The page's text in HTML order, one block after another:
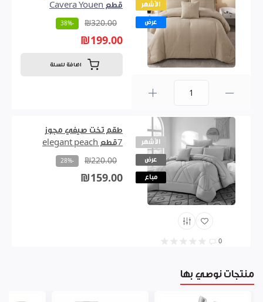
الأشهر
عرض
قطع Cavera Youen
₪320.00
-38%
₪199.00
اضافة للسلة
الأشهر
عرض
مباع
0
طقم تخت صيفي مجوز
7قطع elegant peach
₪220.00
-28%
₪159.00
منتجات نوصي بها